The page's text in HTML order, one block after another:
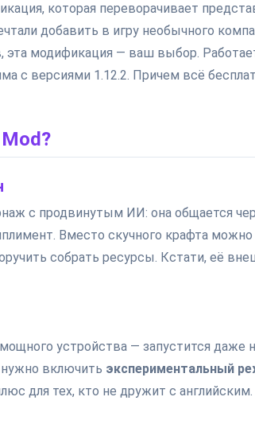
которая переворачивает
добавить в игру необычного
модификация — ваш выбор.
с версиями 1.12.2. Причем всё
с продвинутым ИИ: она общается
Вместо скучного крафта
собрать ресурсы. Кстати, её
устройства — запустится даже
нужно включить экспериментальный
для тех, кто не дружит с английским.